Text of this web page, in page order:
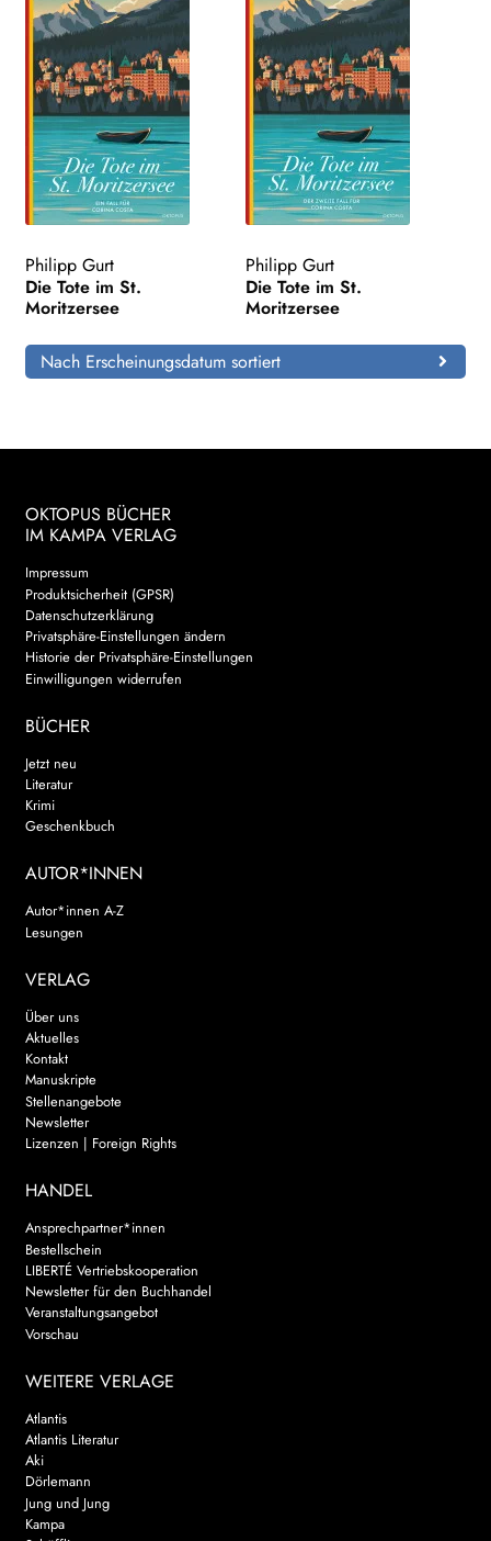
Philipp Gurt
Die Tote im St.
Moritzersee
Philipp Gurt
Die Tote im St.
Moritzersee
Nach Erscheinungsdatum sortiert
OKTOPUS BÜCHER
IM KAMPA VERLAG
Impressum
Produktsicherheit (GPSR)
Datenschutzerklärung
Privatsphäre-Einstellungen ändern
Historie der Privatsphäre-Einstellungen
Einwilligungen widerrufen
BÜCHER
Jetzt neu
Literatur
Krimi
Geschenkbuch
AUTOR*INNEN
Autor*innen A-Z
Lesungen
VERLAG
Über uns
Aktuelles
Kontakt
Manuskripte
Stellenangebote
Newsletter
Lizenzen | Foreign Rights
HANDEL
Ansprechpartner*innen
Bestellschein
LIBERTÉ Vertriebskooperation
Newsletter für den Buchhandel
Veranstaltungsangebot
Vorschau
WEITERE VERLAGE
Atlantis
Atlantis Literatur
Aki
Dörlemann
Jung und Jung
Kampa